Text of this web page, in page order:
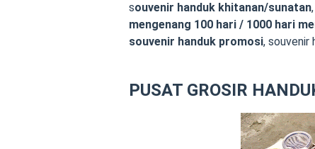
souvenir handuk khitanan/sunatan,
mengenang 100 hari / 1000 hari
souvenir handuk promosi, souvenir
PUSAT GROSIR